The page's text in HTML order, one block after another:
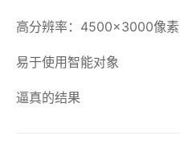
高分辨率：4500×3000像素
易于使用智能对象
逼真的结果